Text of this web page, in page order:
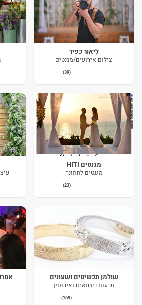
ליאור כפיר
צילום אירועים/מגנטים
(39)
מגנטים HITI
מגנטים לחתונה
(23)
שולמן תכשיטים ושעונים
טבעות נישואים ואירוסין
(169)